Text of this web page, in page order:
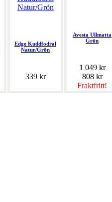
Edge Kuddfodral
Natur/Grön
339 kr
Avesta Ullmatta
Grön
1 049 kr
808 kr
Fraktfritt!